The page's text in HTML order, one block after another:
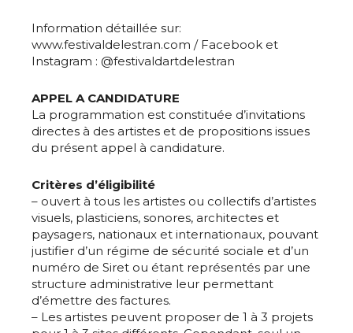
Information détaillée sur:
www.festivaldelestran.com / Facebook et
Instagram : @festivaldartdelestran
APPEL A CANDIDATURE
La programmation est constituée d’invitations
directes à des artistes et de propositions issues
du présent appel à candidature.
Critères d’éligibilité
– ouvert à tous les artistes ou collectifs d’artistes
visuels, plasticiens, sonores, architectes et
paysagers, nationaux et internationaux, pouvant
justifier d’un régime de sécurité sociale et d’un
numéro de Siret ou étant représentés par une
structure administrative leur permettant
d’émettre des factures.
– Les artistes peuvent proposer de 1 à 3 projets